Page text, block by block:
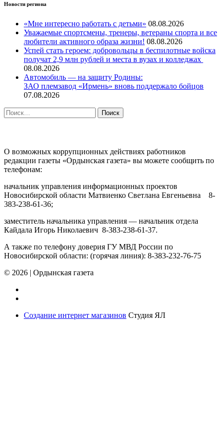
Новости региона
«Мне интересно работать с детьми» 08.08.2026
Уважаемые спортсмены, тренеры, ветераны спорта и все
любители активного образа жизни! 08.08.2026
Успей стать героем: добровольцы в беспилотные войска
получат 2,9 млн рублей и места в вузах и колледжах
08.08.2026
Автомобиль — на защиту Родины:
ЗАО племзавод «Ирмень» вновь поддержало бойцов
07.08.2026
Найти:
О возможных коррупционных действиях работников
редакции газеты «Ордынская газета» вы можете сообщить по
телефонам:
начальник управления информационных проектов
Новосибирской области Матвиенко Светлана Евгеньевна 8-
383-238-61-36;
заместитель начальника управления — начальник отдела
Кайдала Игорь Николаевич 8-383-238-61-37.
А также по телефону доверия ГУ МВД России по
Новосибирской области: (горячая линия): 8-383-232-76-75
© 2026 | Ордынская газета
Создание интернет магазинов Студия ЯЛ